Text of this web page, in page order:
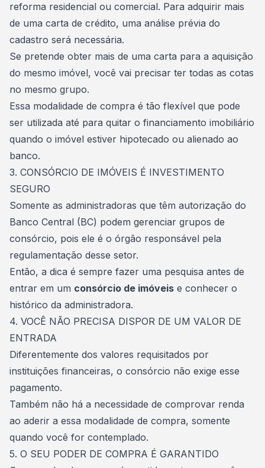
reforma residencial ou comercial. Para adquirir mais
de uma carta de crédito, uma análise prévia do
cadastro será necessária.
Se pretende obter mais de uma carta para a aquisição
do mesmo imóvel, você vai precisar ter todas as cotas
no mesmo grupo.
Essa modalidade de compra é tão flexível que pode
ser utilizada até para quitar o financiamento imobiliário
quando o imóvel estiver hipotecado ou alienado ao
banco.
3. CONSÓRCIO DE IMÓVEIS É INVESTIMENTO
SEGURO
Somente as administradoras que têm autorização do
Banco Central (BC) podem gerenciar grupos de
consórcio, pois ele é o órgão responsável pela
regulamentação desse setor.
Então, a dica é sempre fazer uma pesquisa antes de
entrar em um consórcio de imóveis e conhecer o
histórico da administradora.
4. VOCÊ NÃO PRECISA DISPOR DE UM VALOR DE
ENTRADA
Diferentemente dos valores requisitados por
instituições financeiras, o consórcio não exige esse
pagamento.
Também não há a necessidade de comprovar renda
ao aderir a essa modalidade de compra, somente
quando você for contemplado.
5. O SEU PODER DE COMPRA É GARANTIDO